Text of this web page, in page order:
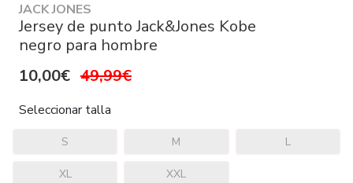
JACK JONES
Jersey de punto Jack&Jones Kobe
negro para hombre
10,00€ 49,99€
Seleccionar talla
S M L
XL XXL